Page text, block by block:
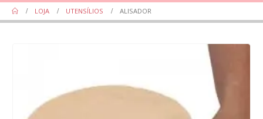
LOJA UTENSÍLIOS ALISADOR